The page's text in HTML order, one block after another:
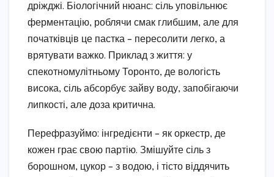
дріжджі. Біологічний нюанс: сіль уповільнює
ферментацію, роблячи смак глибшим, але для
початківців це пастка – пересолити легко, а
врятувати важко. Приклад з життя: у
спекотномулітньому Торонто, де вологість
висока, сіль абсорбує зайву воду, запобігаючи
липкості, але доза критична.
Перефразуймо: інгредієнти – як оркестр, де
кожен грає свою партію. Змішуйте сіль з
борошном, цукор – з водою, і тісто віддячить